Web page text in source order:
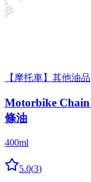
【摩托車】其他油品
Motorbike Chain
條油
400ml
5.0(3)